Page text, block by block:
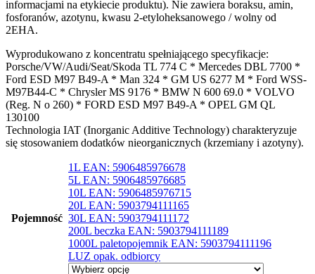
informacjami na etykiecie produktu). Nie zawiera boraksu, amin,
fosforanów, azotynu, kwasu 2-etyloheksanowego / wolny od
2EHA.
Wyprodukowano z koncentratu spełniającego specyfikacje:
Porsche/VW/Audi/Seat/Skoda TL 774 C * Mercedes DBL 7700 *
Ford ESD M97 B49-A * Man 324 * GM US 6277 M * Ford WSS-
M97B44-C * Chrysler MS 9176 * BMW N 600 69.0 * VOLVO
(Reg. N o 260) * FORD ESD M97 B49-A * OPEL GM QL
130100
Technologia IAT (Inorganic Additive Technology) charakteryzuje
się stosowaniem dodatków nieorganicznych (krzemiany i azotyny).
Pojemność
1L EAN: 5906485976678
5L EAN: 5906485976685
10L EAN: 5906485976715
20L EAN: 5903794111165
30L EAN: 5903794111172
200L beczka EAN: 5903794111189
1000L paletopojemnik EAN: 5903794111196
LUZ opak. odbiorcy